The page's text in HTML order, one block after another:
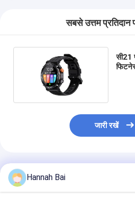
सबसे उत्तम प्रतिदान
सी21
जारी रखें
अनुशंसित उत्पाद
Hannah Bai